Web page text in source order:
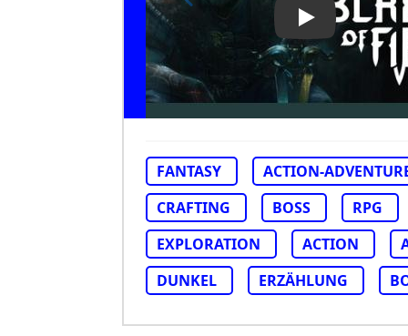
Play Video:
FANTASY
ACTION-
CRAFTING
BOSS
RPG
EXPLORATION
ACTION
DUNKEL
ERZÄHLUNG